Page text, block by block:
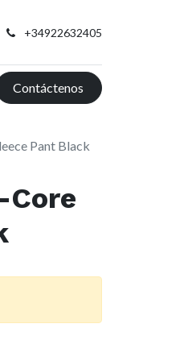
+34922632405
Contáctenos
Pant Black
Core